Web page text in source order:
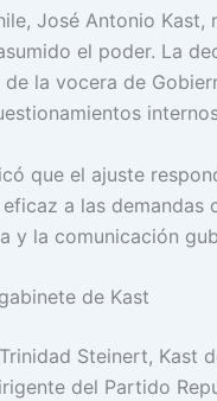
José Antonio
el poder. La
la vocera de
que el ajuste
a las demandas
y la comunicación
de Kast
Steinert, Kast
del Partido